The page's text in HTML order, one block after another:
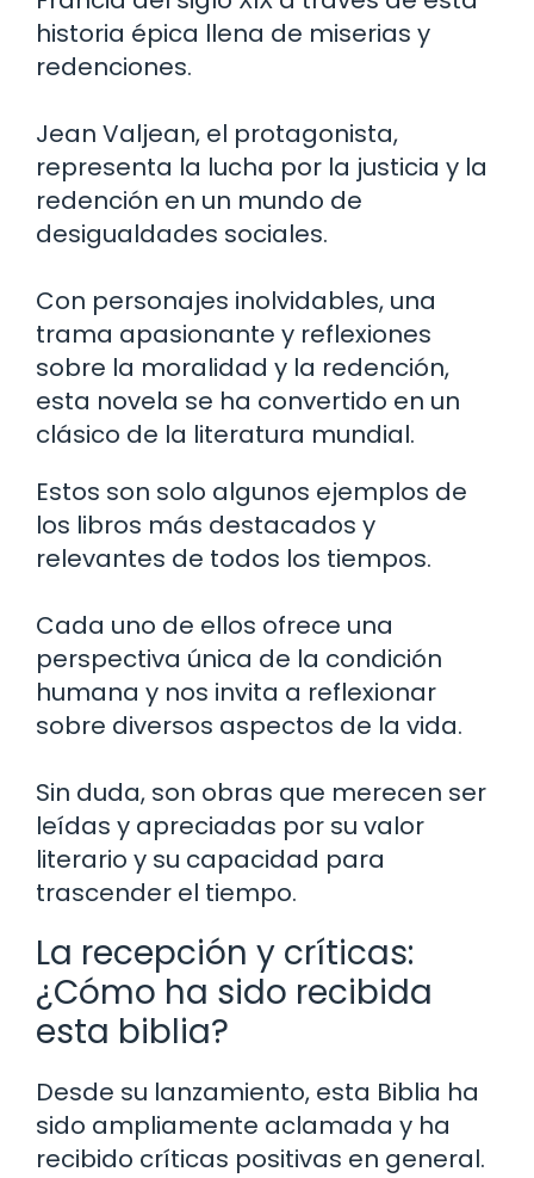
historia épica llena de miserias y
redenciones.
Jean Valjean, el protagonista,
representa la lucha por la justicia y la
redención en un mundo de
desigualdades sociales.
Con personajes inolvidables, una
trama apasionante y reflexiones
sobre la moralidad y la redención,
esta novela se ha convertido en un
clásico de la literatura mundial.
Estos son solo algunos ejemplos de
los libros más destacados y
relevantes de todos los tiempos.
Cada uno de ellos ofrece una
perspectiva única de la condición
humana y nos invita a reflexionar
sobre diversos aspectos de la vida.
Sin duda, son obras que merecen ser
leídas y apreciadas por su valor
literario y su capacidad para
trascender el tiempo.
La recepción y críticas:
¿Cómo ha sido recibida
esta biblia?
Desde su lanzamiento, esta Biblia ha
sido ampliamente aclamada y ha
recibido críticas positivas en general.